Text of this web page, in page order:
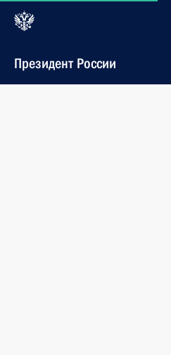
Президент России